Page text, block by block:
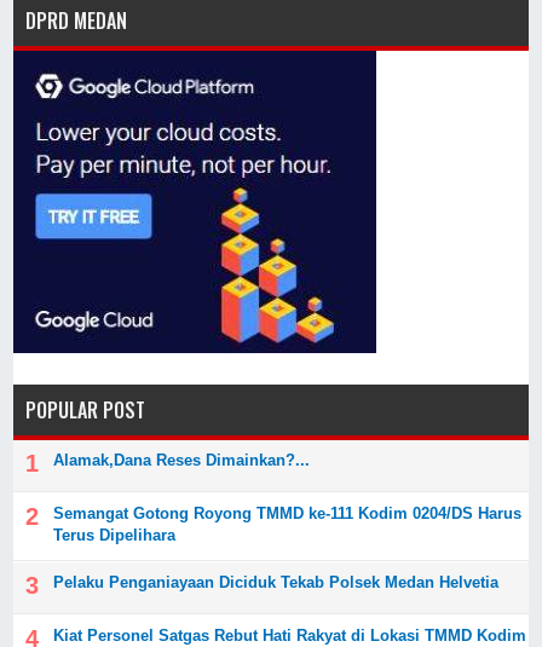
DPRD MEDAN
POPULAR POST
Alamak,Dana Reses Dimainkan?...
Semangat Gotong Royong TMMD ke-111 Kodim 0204/DS Harus
Terus Dipelihara
Pelaku Penganiayaan Diciduk Tekab Polsek Medan Helvetia
Kiat Personel Satgas Rebut Hati Rakyat di Lokasi TMMD Kodim